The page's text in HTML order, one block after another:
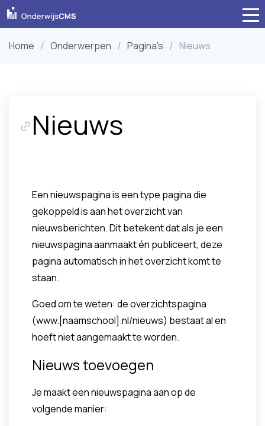
Home Onderwerpen Pagina's Nieuws
Nieuws
Een nieuwspagina is een type pagina die
gekoppeld is aan het overzicht van
nieuwsberichten. Dit betekent dat als je een
nieuwspagina aanmaakt én publiceert, deze
pagina automatisch in het overzicht komt te
staan.
Goed om te weten: de overzichtspagina
(www.[naamschool].nl/nieuws) bestaat al en
hoeft niet aangemaakt te worden.
Nieuws toevoegen
Je maakt een nieuwspagina aan op de
volgende manier: